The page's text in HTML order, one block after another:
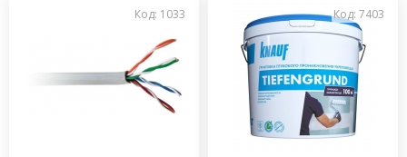
Код: 1033 Код: 7403